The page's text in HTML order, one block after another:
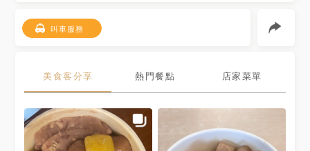
叫車服務
美食客分享 熱門餐點 店家菜單